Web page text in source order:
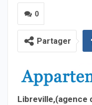
0
Partager
Libreville,(agence